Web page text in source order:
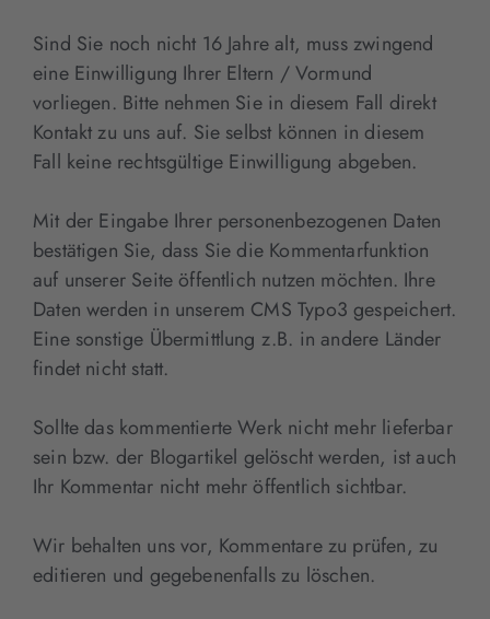
Sind Sie noch nicht 16 Jahre alt, muss zwingend
eine Einwilligung Ihrer Eltern / Vormund
vorliegen. Bitte nehmen Sie in diesem Fall direkt
Kontakt zu uns auf. Sie selbst können in diesem
Fall keine rechtsgültige Einwilligung abgeben.
Mit der Eingabe Ihrer personenbezogenen Daten
bestätigen Sie, dass Sie die Kommentarfunktion
auf unserer Seite öffentlich nutzen möchten. Ihre
Daten werden in unserem CMS Typo3 gespeichert.
Eine sonstige Übermittlung z.B. in andere Länder
findet nicht statt.
Sollte das kommentierte Werk nicht mehr lieferbar
sein bzw. der Blogartikel gelöscht werden, ist auch
Ihr Kommentar nicht mehr öffentlich sichtbar.
Wir behalten uns vor, Kommentare zu prüfen, zu
editieren und gegebenenfalls zu löschen.